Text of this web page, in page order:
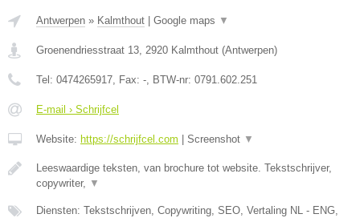
Antwerpen » Kalmthout | Google maps ▼
Groenendriesstraat 13 2920 Kalmthout (Antwerpen)
Tel: 0474265917 , Fax: - , BTW-nr: 0791.602.251
E-mail › Schrijfcel
Website: https://schrijfcel.com | Screenshot ▼
Leeswaardige teksten, van brochure tot website. Tekstschrijver,
copywriter,
▼
Diensten: Tekstschrijven, Copywriting, SEO, Vertaling NL - ENG,